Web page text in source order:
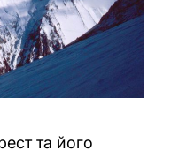
та його